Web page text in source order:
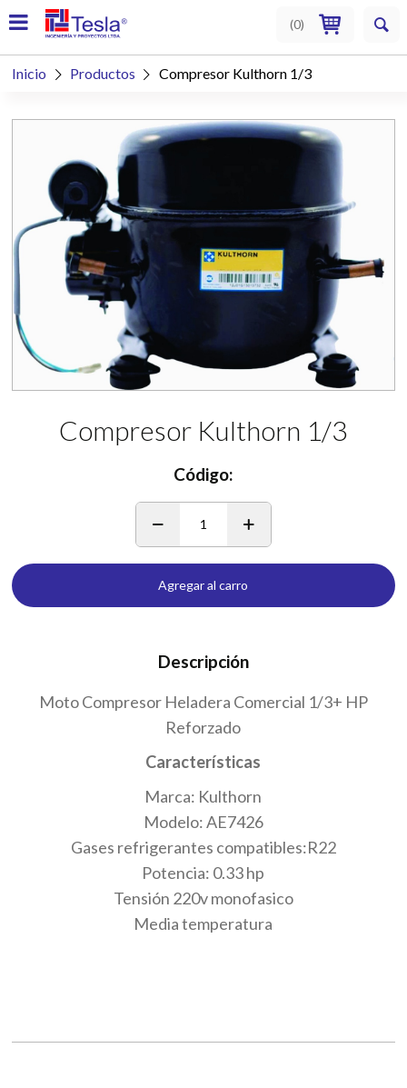
(0)
Inicio  Productos  Compresor Kulthorn 1/3
Compresor Kulthorn 1/3
Código:
1
Agregar al carro
Descripción
Moto Compresor Heladera Comercial 1/3+ HP
Reforzado
Características
Marca: Kulthorn
Modelo: AE7426
Gases refrigerantes compatibles:R22
Potencia: 0.33 hp
Tensión 220v monofasico
Media temperatura